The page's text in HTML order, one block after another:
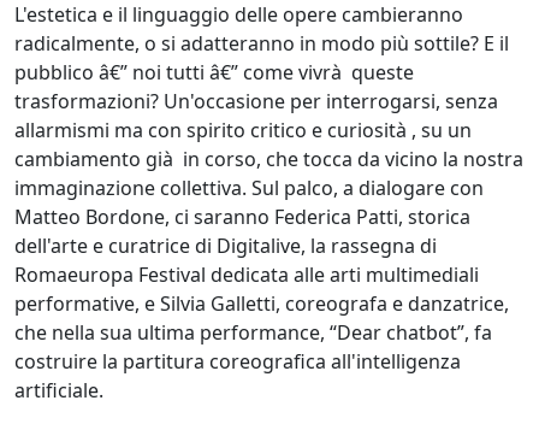
L'estetica e il linguaggio delle opere cambieranno
radicalmente, o si adatteranno in modo più sottile? E il
pubblico â€” noi tutti â€” come vivrà queste
trasformazioni? Un'occasione per interrogarsi, senza
allarmismi ma con spirito critico e curiosità , su un
cambiamento già in corso, che tocca da vicino la nostra
immaginazione collettiva. Sul palco, a dialogare con
Matteo Bordone, ci saranno Federica Patti, storica
dell'arte e curatrice di Digitalive, la rassegna di
Romaeuropa Festival dedicata alle arti multimediali
performative, e Silvia Galletti, coreografa e danzatrice,
che nella sua ultima performance, “Dear chatbot”, fa
costruire la partitura coreografica all'intelligenza
artificiale.